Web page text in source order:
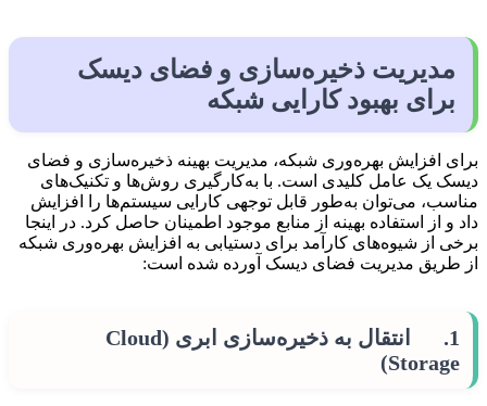
مدیریت ذخیره‌سازی و فضای دیسک
برای بهبود کارایی شبکه
برای افزایش بهره‌وری شبکه، مدیریت بهینه ذخیره‌سازی و فضای
دیسک یک عامل کلیدی است. با به‌کارگیری روش‌ها و تکنیک‌های
مناسب، می‌توان به‌طور قابل توجهی کارایی سیستم‌ها را افزایش
داد و از استفاده بهینه از منابع موجود اطمینان حاصل کرد. در اینجا
برخی از شیوه‌های کارآمد برای دستیابی به افزایش بهره‌وری شبکه
از طریق مدیریت فضای دیسک آورده شده است:
1. انتقال به ذخیره‌سازی ابری (Cloud
Storage)